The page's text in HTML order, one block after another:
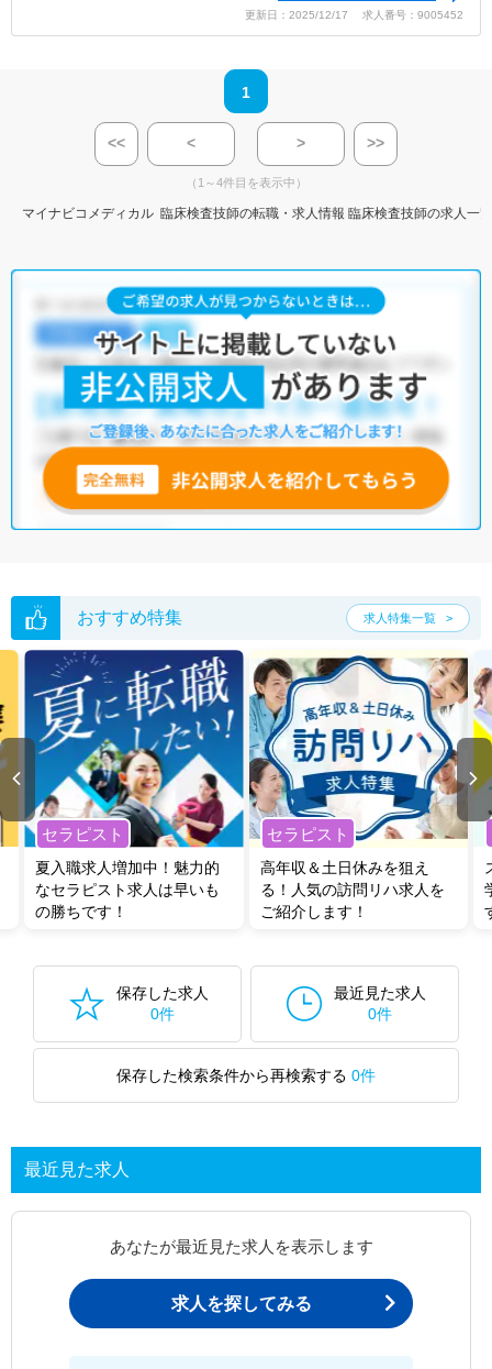
更新日：2025/12/17 求人番号：9005452
1
<< < > >>
（1～4件目を表示中）
マイナビコメディカル 臨床検査技師の転職・求人情報 臨床検査技師の求人一覧
おすすめ特集 求人特集一覧
セラピスト
夏入職求人増加中！魅力的
なセラピスト求人は早いも
の勝ちです！
セラピスト
高年収＆土日休みを狙え
る！人気の訪問リハ求人を
ご紹介します！
保存した求人
0件
最近見た求人
0件
保存した検索条件から再検索する 0件
最近見た求人
あなたが最近見た求人を表示します
求人を探してみる